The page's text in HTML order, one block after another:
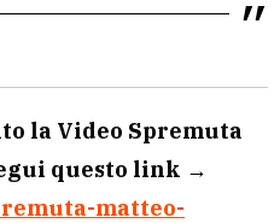
la Video Spremuta
questo link →
matteo-